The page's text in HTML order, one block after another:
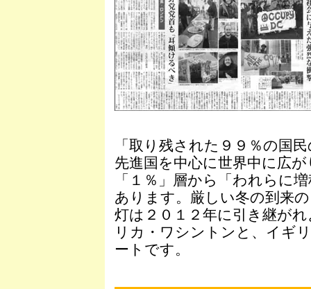
「取り残された９９％の国
先進国を中心に世界中に広
「１％」層から「われらに
あります。厳しい冬の到来
灯は２０１２年に引き継が
リカ・ワシントンと、イギ
ートです。